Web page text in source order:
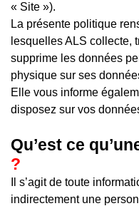
« Site »).
La présente politique
lesquelles ALS collecte,
supprime les données
physique sur ses
Elle vous informe
disposez sur vos
Qu’est ce
?
Il s’agit de toute
indirectement une